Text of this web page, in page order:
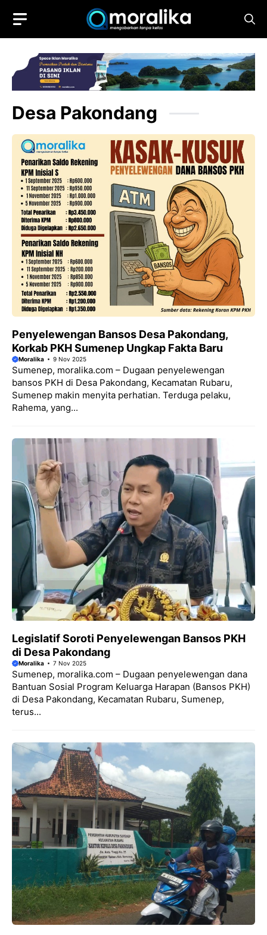
content
Desa Pakondang
Penyelewengan Bansos Desa Pakondang,
Korkab PKH Sumenep Ungkap Fakta Baru
Moralika 9 Nov 2025
Sumenep, moralika.com – Dugaan penyelewengan
bansos PKH di Desa Pakondang, Kecamatan Rubaru,
Sumenep makin menyita perhatian. Terduga pelaku,
Rahema, yang...
Legislatif Soroti Penyelewengan Bansos PKH
di Desa Pakondang
Moralika 7 Nov 2025
Sumenep, moralika.com – Dugaan penyelewengan dana
Bantuan Sosial Program Keluarga Harapan (Bansos PKH)
di Desa Pakondang, Kecamatan Rubaru, Sumenep,
terus...